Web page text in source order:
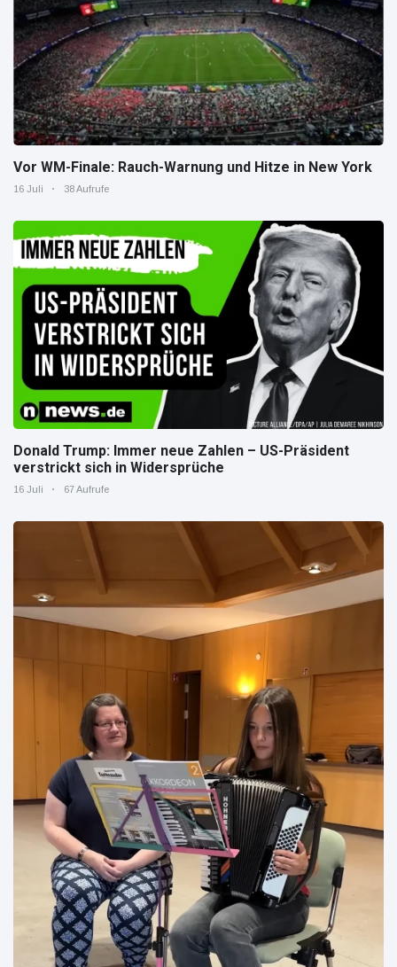
Vor WM-Finale: Rauch-Warnung und Hitze in New York
16 Juli 38 Aufrufe
Donald Trump: Immer neue Zahlen – US-Präsident
verstrickt sich in Widersprüche
16 Juli 67 Aufrufe